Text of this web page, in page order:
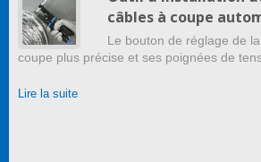
câbles à coupe
Le bouton de réglage de
coupe plus précise et ses poignées de
Lire la suite